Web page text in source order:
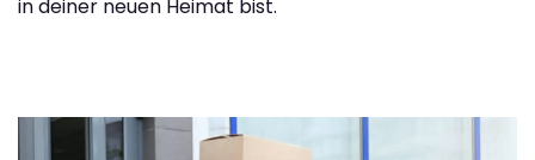
in deiner neuen Heimat bist.